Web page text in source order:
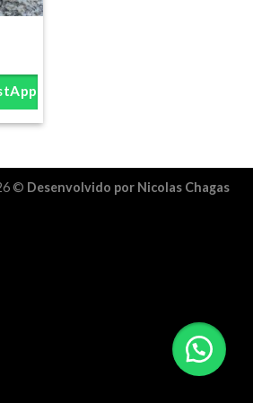
© Desenvolvido por Nicolas Chagas